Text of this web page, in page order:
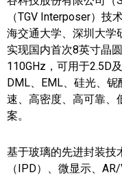
（TGV Interposer）技
海交通大学、深圳大学
实现国内首次8英寸晶
110GHz，可用于2.5D
DML、EML、硅光、
速、高密度、高可靠、
案。
基于玻璃的先进封装技
（IPD）、微显示、